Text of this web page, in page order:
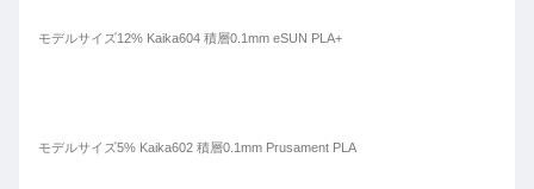
モデルサイズ12% Kaika604 積層0.1mm eSUN PLA+
モデルサイズ5% Kaika602 積層0.1mm Prusament PLA